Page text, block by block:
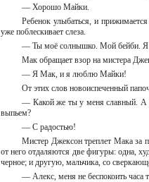
— Хорошо Майки.
Ребенок улыбаться, и
уже поблескивает слеза.
— Ты моё солнышко. Мой бейби. Я
Мак обращает взор на мистера
— Я Мак, и я люблю Майки!
От этих слов новоиспеченный
— Какой же ты у меня славный. А
выпьем?
— С радостью!
Мистер Джексон треплет Мака за
от него отдаляются две фигуры: одна,
черное; и другую, мальчика, со
— Алекс, меня не беспокоить